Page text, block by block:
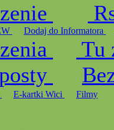
Dodaj do Informatora
Tu
E-kartki Wici Filmy